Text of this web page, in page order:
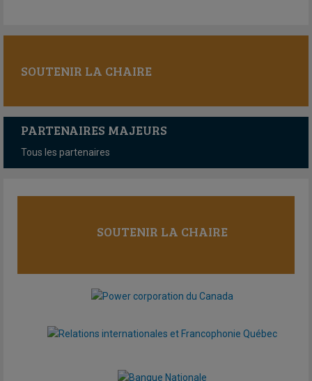
SOUTENIR LA CHAIRE
PARTENAIRES MAJEURS
Tous les partenaires
SOUTENIR LA CHAIRE